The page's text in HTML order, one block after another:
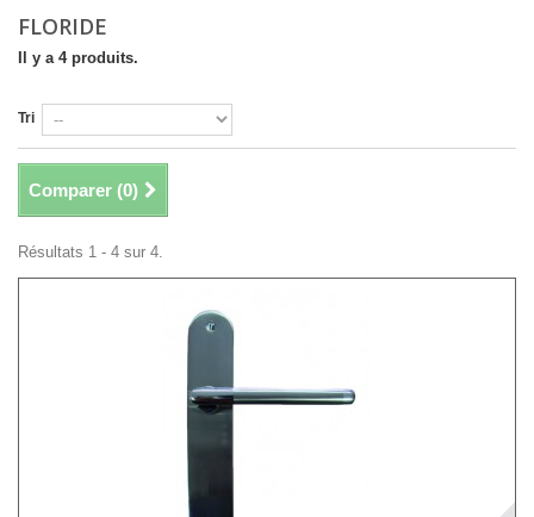
FLORIDE
Il y a 4 produits.
Tri
Comparer (0)
Résultats 1 - 4 sur 4.